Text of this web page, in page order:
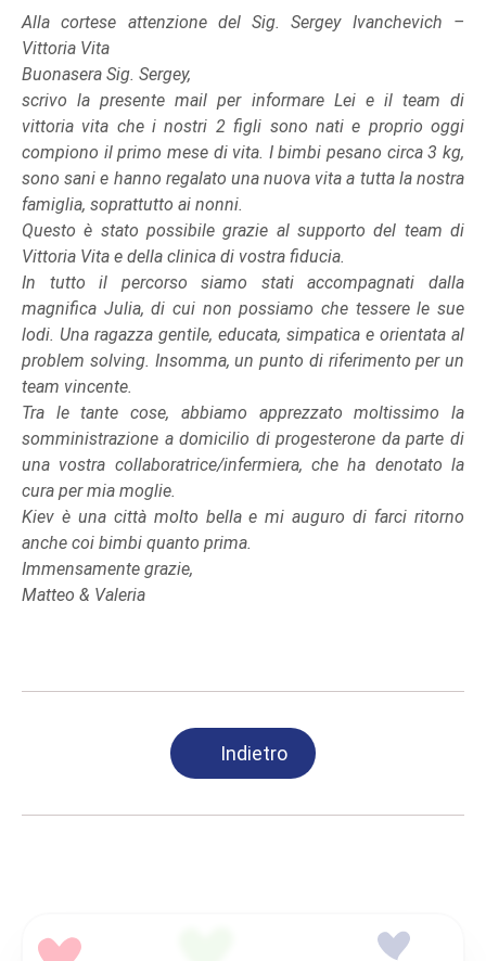
Alla cortese attenzione del Sig. Sergey Ivanchevich –
Vittoria Vita
Buonasera Sig. Sergey,
scrivo la presente mail per informare Lei e il team di
vittoria vita che i nostri 2 figli sono nati e proprio oggi
compiono il primo mese di vita. I bimbi pesano circa 3 kg,
sono sani e hanno regalato una nuova vita a tutta la nostra
famiglia, soprattutto ai nonni.
Questo è stato possibile grazie al supporto del team di
Vittoria Vita e della clinica di vostra fiducia.
In tutto il percorso siamo stati accompagnati dalla
magnifica Julia, di cui non possiamo che tessere le sue
lodi. Una ragazza gentile, educata, simpatica e orientata al
problem solving. Insomma, un punto di riferimento per un
team vincente.
Tra le tante cose, abbiamo apprezzato moltissimo la
somministrazione a domicilio di progesterone da parte di
una vostra collaboratrice/infermiera, che ha denotato la
cura per mia moglie.
Kiev è una città molto bella e mi auguro di farci ritorno
anche coi bimbi quanto prima.
Immensamente grazie,
Matteo & Valeria
Indietro